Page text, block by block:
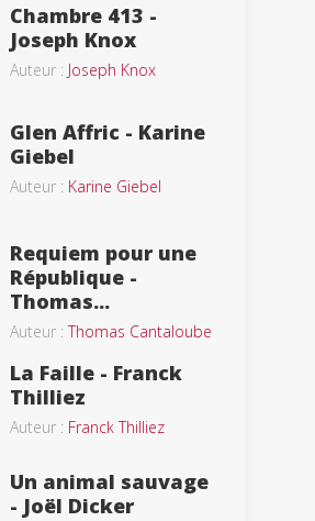
Chambre 413 -
Joseph Knox
Auteur : Joseph Knox
Glen Affric - Karine
Giebel
Auteur : Karine Giebel
Requiem pour une
République -
Thomas...
Auteur :Thomas Cantaloube
La Faille - Franck
Thilliez
Auteur : Franck Thilliez
Un animal sauvage
- Joël Dicker